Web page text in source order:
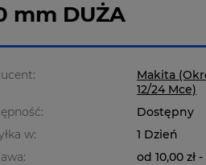
mm DUŻA
Makita
12/24 Mce)
Dostępny
w:
1 Dzień
od 10,00 zł -